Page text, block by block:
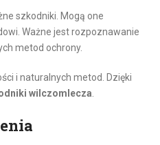
szkodniki. Mogą one
Ważne jest rozpoznawanie
metod ochrony.
i naturalnych metod. Dzięki
wilczomlecza